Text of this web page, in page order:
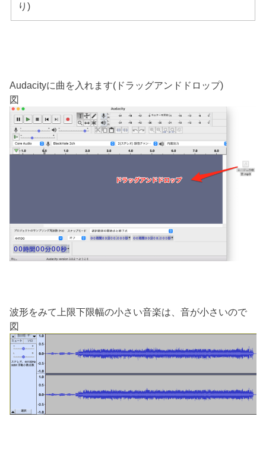
り)
Audacityに曲を入れます(ドラッグアンドドロップ)
図
波形をみて上限下限幅の小さい音楽は、音が小さいので
図